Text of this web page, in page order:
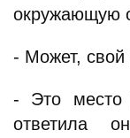
окружающую
- Может, свой
- Это
ответила